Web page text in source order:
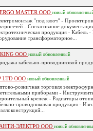
MASTER ООО новый
"под ключ" -
- Согласование
продукция - Кабель
трансформаторное...
ООО новый обновленный
кабельно-проводниковой
LTD ООО новый обновленный
розничная торговля
приборами -
крепеж - Радиаторы
проводниковая продукция -
ЭЛЕКТРО ООО новый